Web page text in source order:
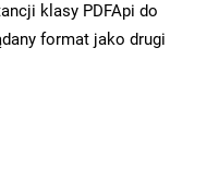
klasy PDFApi do
format jako drugi